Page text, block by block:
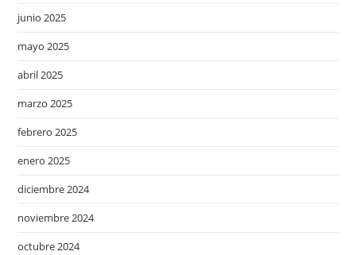
junio 2025
mayo 2025
abril 2025
marzo 2025
febrero 2025
enero 2025
diciembre 2024
noviembre 2024
octubre 2024